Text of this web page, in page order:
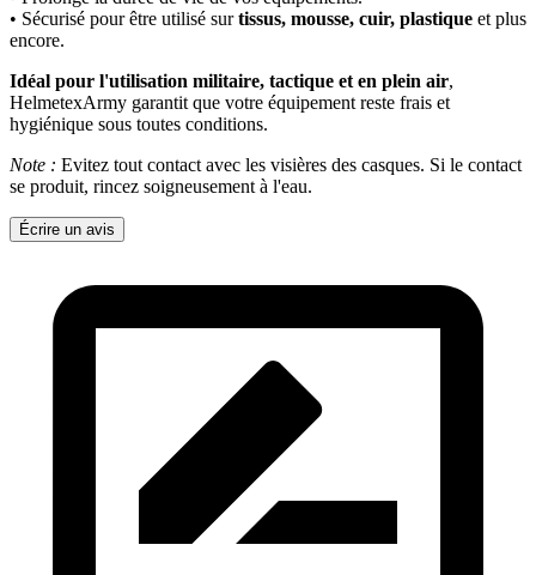
• Sécurisé pour être utilisé surtissus, mousse, cuir, plastique et plus
encore.
Idéal pour l'utilisation militaire, tactique et en plein air,
HelmetexArmy garantit que votre équipement reste frais et
hygiénique sous toutes conditions.
Note : Evitez tout contact avec les visières des casques. Si le contact
se produit, rincez soigneusement à l'eau.
Écrire un avis